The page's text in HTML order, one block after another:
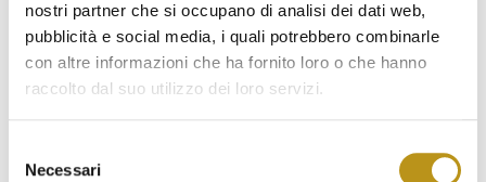
nostri partner che si occupano di analisi dei dati web,
pubblicità e social media, i quali potrebbero combinarle
con altre informazioni che ha fornito loro o che hanno
raccolto dal suo utilizzo dei loro servizi.
delNecessari
Tag
animaliammessi
archeologia
camere